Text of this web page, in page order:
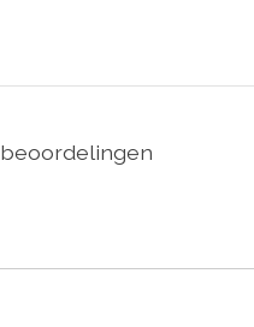
beoordelingen